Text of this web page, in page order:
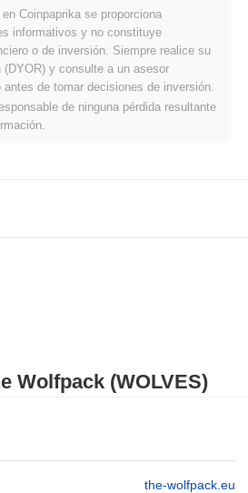
Wolfpack (WOLVES)
the-wolfpack.eu
€0.00000296
€0.00
actualmente~99.73%por debajo de su
The Wolfpack en
Coinpaprika se proporciona
informativos y no constituye
o de inversión. Siempre realice su
(DYOR) y consulte a un asesor
de tomar decisiones de inversión.
de ninguna pérdida resultante